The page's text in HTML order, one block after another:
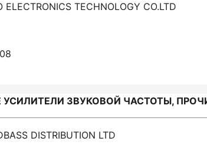
ELECTRONICS TECHNOLOGY CO.LTD
ЗВУКОВОЙ ЧАСТОТЫ, ПРОЧИЕ
DISTRIBUTION LTD